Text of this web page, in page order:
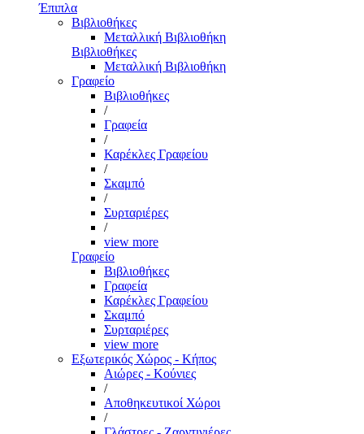
Έπιπλα
Βιβλιοθήκες
Μεταλλική Βιβλιοθήκη
Βιβλιοθήκες
Μεταλλική Βιβλιοθήκη
Γραφείο
Βιβλιοθήκες
/
Γραφεία
/
Καρέκλες Γραφείου
/
Σκαμπό
/
Συρταριέρες
/
view more
Γραφείο
Βιβλιοθήκες
Γραφεία
Καρέκλες Γραφείου
Σκαμπό
Συρταριέρες
view more
Εξωτερικός Χώρος - Κήπος
Αιώρες - Κούνιες
/
Αποθηκευτικοί Χώροι
/